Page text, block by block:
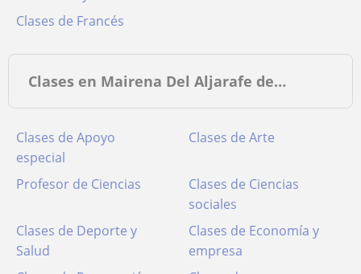
Clases de Francés
Clases en Mairena Del Aljarafe de…
Clases de Apoyo
especial
Clases de Arte
Profesor de Ciencias
Clases de Ciencias
sociales
Clases de Deporte y
Salud
Clases de Economía y
empresa